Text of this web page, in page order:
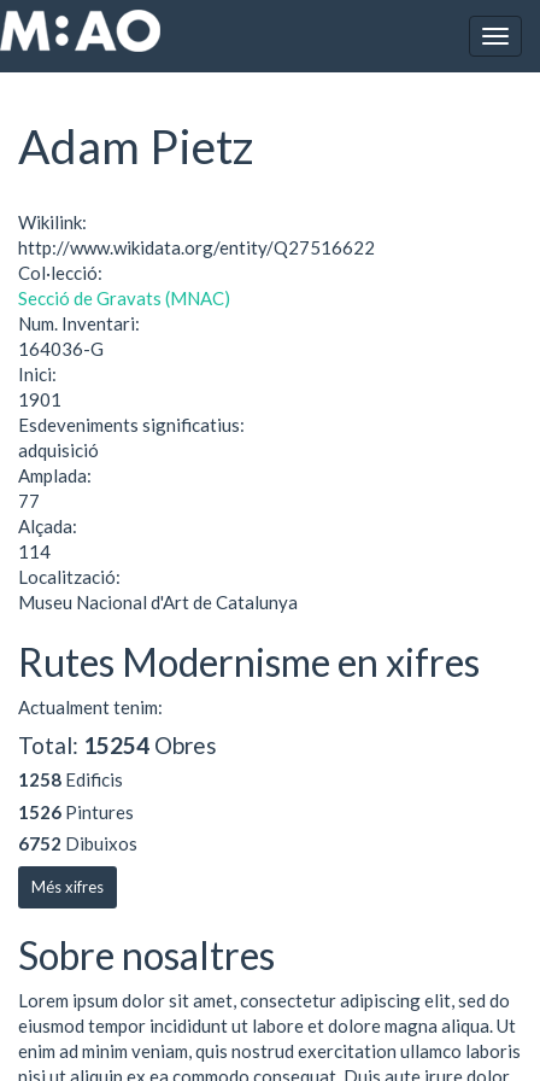
Vés al contingut
Inici Adam Pietz
Adam Pietz
Wikilink:
http://www.wikidata.org/entity/Q27516622
Col·lecció:
Secció de Gravats (MNAC)
Num. Inventari:
164036-G
Inici:
1901
Esdeveniments significatius:
adquisició
Amplada:
77
Alçada:
114
Localització:
Museu Nacional d'Art de Catalunya
Rutes Modernisme en xifres
Actualment tenim:
Total: 15254 Obres
1258 Edificis
1526 Pintures
6752 Dibuixos
Més xifres
Sobre nosaltres
Lorem ipsum dolor sit amet, consectetur adipiscing elit, sed do
eiusmod tempor incididunt ut labore et dolore magna aliqua. Ut
enim ad minim veniam, quis nostrud exercitation ullamco laboris
nisi ut aliquip ex ea commodo consequat. Duis aute irure dolor